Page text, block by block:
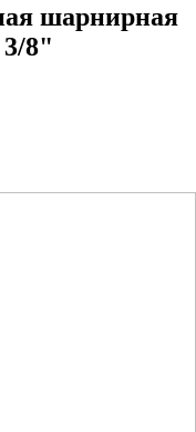
шарнирная
8"